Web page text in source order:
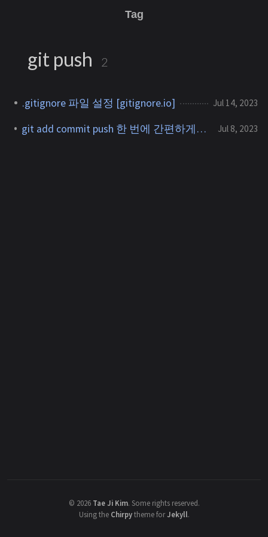
Tag
git push 2
.gitignore 파일 설정 [gitignore.io] Jul 14, 2023
git add commit push 한 번에 간편하게 하는 방법 Jul 8, 2023
© 2026 Tae Ji Kim. Some rights reserved.
Using the Chirpytheme forJekyll.